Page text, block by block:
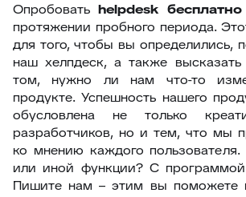
Опробовать helpdesk бесплатно
протяжении пробного периода.
для того, чтобы вы определились,
наш хелпдеск, а также
том, нужно ли нам что-то
продукте. Успешность нашего
обусловлена не только
разработчиков, но и тем, что мы
ко мнению каждого пользователя.
или иной функции? С
Пишите нам – этим вы поможете